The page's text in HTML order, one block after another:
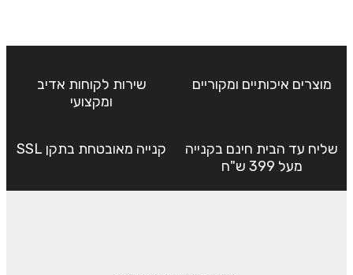
מוצרים איכותיים ומקוריים
שירות לקוחות אדיב
ומקצועי
שליח עד הבית חינם בקנייה
מעל 399 ש"ח
קנייה מאובטחת בתקן SSL